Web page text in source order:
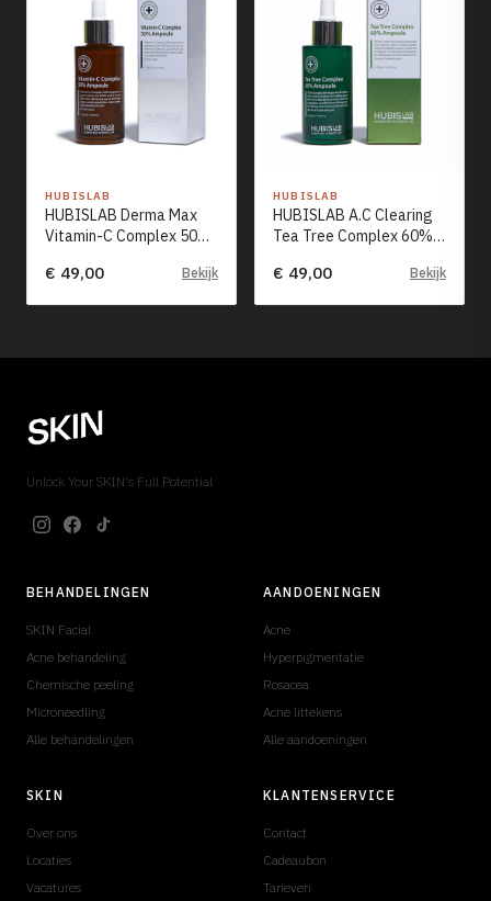
HUBISLAB
HUBISLAB Derma Max
Vitamin-C Complex 50%
€ 49,00 Bekijk
HUBISLAB
HUBISLAB A.C Clearing
Tea Tree Complex 60%
€ 49,00 Bekijk
Unlock Your SKIN's Full Potential
BEHANDELINGEN
SKIN Facial
Acne behandeling
Chemische peeling
Microneedling
Alle behandelingen
AANDOENINGEN
Acne
Hyperpigmentatie
Rosacea
Acne littekens
Alle aandoeningen
SKIN
Over ons
Locaties
Vacatures
KLANTENSERVICE
Contact
Cadeaubon
Tarieven